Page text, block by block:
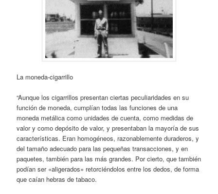
La moneda-cigarrillo
“Aunque los cigarrillos presentan ciertas peculiaridades en su
función de moneda, cumplían todas las funciones de una
moneda metálica como unidades de cuenta, como medidas de
valor y como depósito de valor, y presentaban la mayoría de sus
características. Eran homogéneos, razonablemente duraderos, y
del tamaño adecuado para las pequeñas transacciones, y en
paquetes, también para las más grandes. Por cierto, que también
podían ser «aligerados» retorciéndolos entre los dedos, de forma
que caían hebras de tabaco.